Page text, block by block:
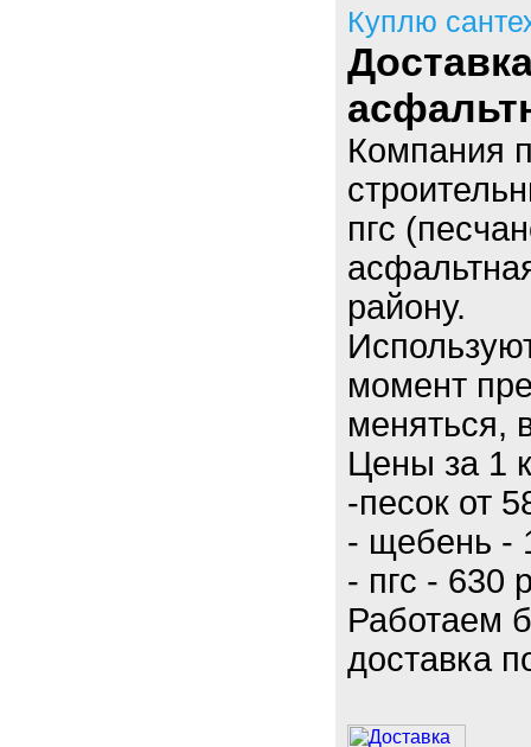
Куплю
Компания
пгс
району.
момент
меняться,
Цены за 1
-песок от
- щебень -
- пгс - 630
Работаем
доставка